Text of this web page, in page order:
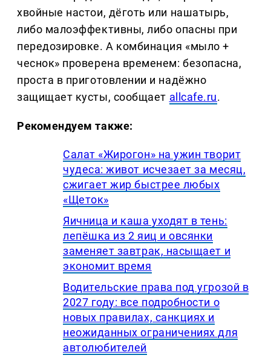
хвойные настои, дёготь или нашатырь,
либо малоэффективны, либо опасны при
передозировке. А комбинация «мыло +
чеснок» проверена временем: безопасна,
проста в приготовлении и надёжно
защищает кусты, сообщает allcafe.ru.
Рекомендуем также:
Салат «Жирогон» на ужин творит
чудеса: живот исчезает за месяц,
сжигает жир быстрее любых
«Щеток»
Яичница и каша уходят в тень:
лепёшка из 2 яиц и овсянки
заменяет завтрак, насыщает и
экономит время
Водительские права под угрозой в
2027 году: все подробности о
новых правилах, санкциях и
неожиданных ограничениях для
автолюбителей